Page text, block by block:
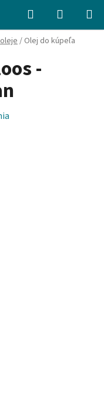
Hľadať
KOŠÍK
/ Olej do kúpeľa
-